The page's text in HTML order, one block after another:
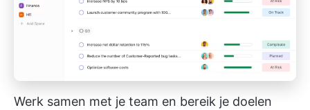
Werk samen met je team en bereik je doelen